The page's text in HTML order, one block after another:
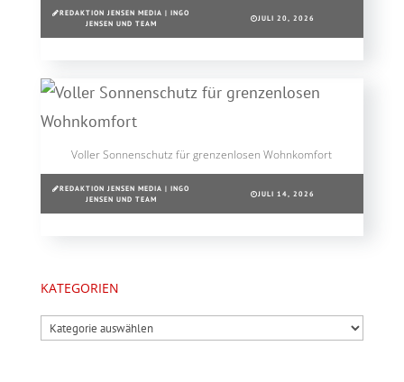
REDAKTION JENSEN MEDIA | INGO
JENSEN UND TEAM
JULI 20, 2026
Voller Sonnenschutz für grenzenlosen Wohnkomfort
REDAKTION JENSEN MEDIA | INGO
JENSEN UND TEAM
JULI 14, 2026
KATEGORIEN
Kategorien